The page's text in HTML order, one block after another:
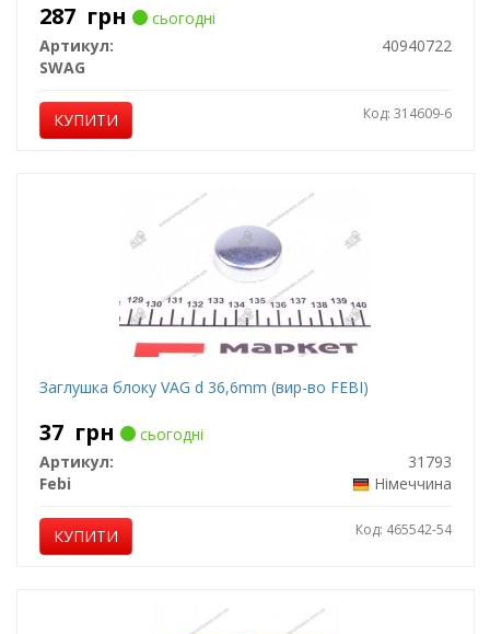
287 грн
сьогодні
Артикул:
40940722
SWAG
КУПИТИ Код: 314609-6
Заглушка блоку VAG d 36,6mm (вир-во FEBI)
37 грн
сьогодні
Артикул:
31793
Febi
Німеччина
КУПИТИ Код: 465542-54